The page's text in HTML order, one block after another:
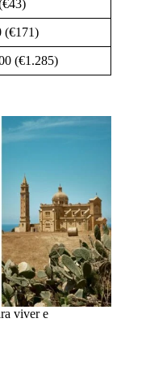
(€171)
(€1.285)
viver e